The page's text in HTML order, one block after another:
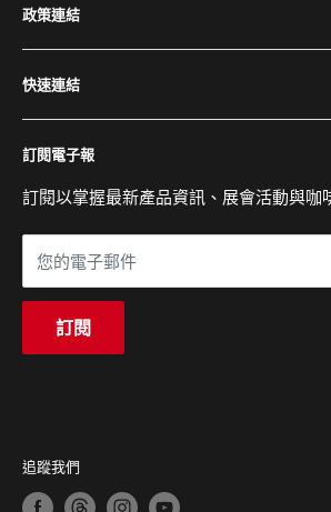
提供完整設備與專業維修服務。
電話：(02) 2504-1425
Email：service@cojaft.com.tw
公司：104 台北市中山區農安街 164 號 3
展示間：104 台北市中山區農安街 227-1
營業時間：週一至週五 09:00 - 18:00
政策連結
隱私權政策
退換貨與退款政策
運送政策
服務條款
快速連結
關於百懋
客戶案例
聯絡我們
常見問題
訂閱電子報
訂閱以掌握最新產品資訊、展會活動與咖
您的電子郵件
訂閱
追蹤我們